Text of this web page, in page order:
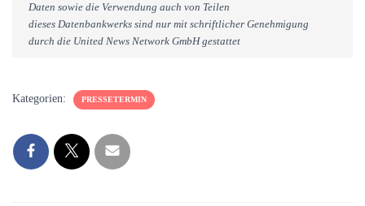
Daten sowie die Verwendung auch von Teilen
dieses Datenbankwerks sind nur mit schriftlicher Genehmigung
durch die United News Network GmbH gestattet
Kategorien: PRESSETERMIN